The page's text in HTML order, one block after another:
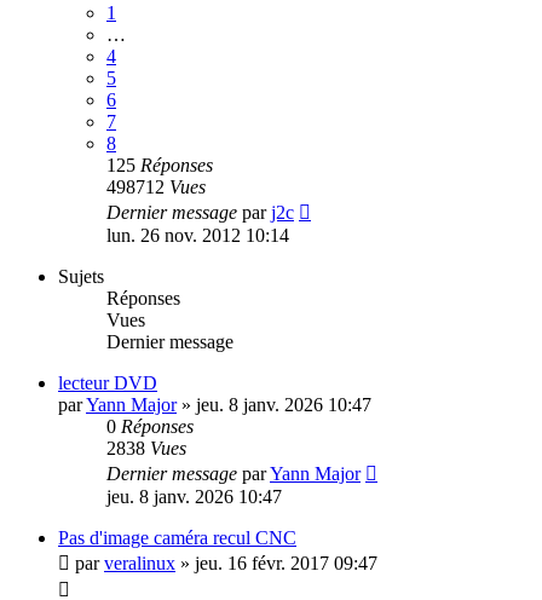
1
…
4
5
6
7
8
125 Réponses
498712 Vues
Dernier message parj2c
lun. 26 nov. 2012 10:14
Sujets
Réponses
Vues
Dernier message
lecteur DVD
parYann Major» jeu. 8 janv. 2026 10:47
0 Réponses
2838 Vues
Dernier message parYann Major
jeu. 8 janv. 2026 10:47
Pas d'image caméra recul CNC
parveralinux » jeu. 16 févr. 2017 09:47